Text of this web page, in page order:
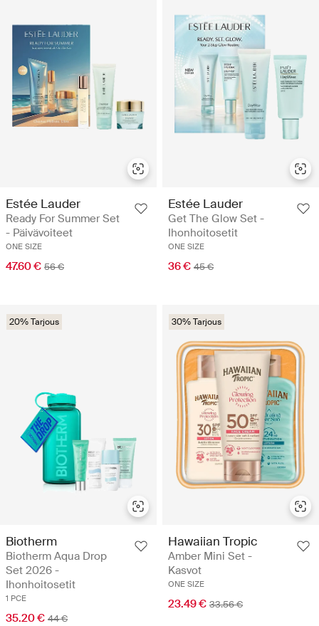
Estée Lauder
Ready For Summer Set
- Päivävoiteet
ONE SIZE
47.60 € 56 €
Estée Lauder
Get The Glow Set -
Ihonhoitosetit
ONE SIZE
36 € 45 €
20% Tarjous
Biotherm
Biotherm Aqua Drop
Set 2026 -
Ihonhoitosetit
1 PCE
35.20 € 44 €
30% Tarjous
Hawaiian Tropic
Amber Mini Set -
Kasvot
ONE SIZE
23.49 € 33.56 €